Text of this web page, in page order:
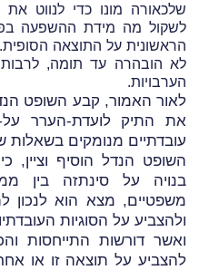
שלכאורה מונו כדי לנווט
לשקול מה מידת ההשפעה
הראשונית על התוצאה
לא הובהרה עד תומה,
הערבויות.
לאור האמור, קבע השופט
את התיק לועדת-הערר
עובדתיים מנומקים בשאלות
השופט הנדל הוסיף וציין,
בנויה על סינתזה בין
משפטיים, מצא הוא
ולהצביע על הסוגיות
ואשר דורשות התייחסות
להצביע על תוצאה זו או